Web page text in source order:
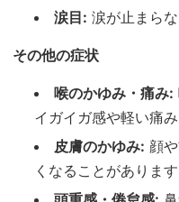
涙目: 涙が止まら
その他の症状
喉のかゆみ・痛み:
イガイガ感や軽い痛
皮膚のかゆみ: 顔
くなることがあります